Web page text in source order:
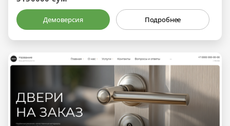
Демоверсия Подробнее